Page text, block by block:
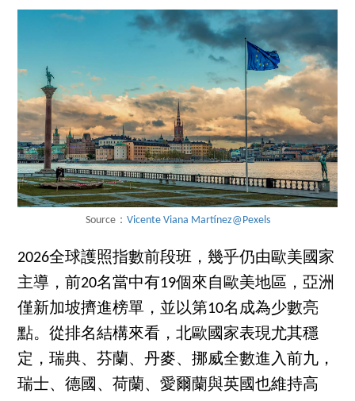
Source： Vicente Viana Martínez@Pexels
2026全球護照指數前段班，幾乎仍由歐美國家
主導，前20名當中有19個來自歐美地區，亞洲
僅新加坡擠進榜單，並以第10名成為少數亮
點。從排名結構來看，北歐國家表現尤其穩
定，瑞典、芬蘭、丹麥、挪威全數進入前九，
瑞士、德國、荷蘭、愛爾蘭與英國也維持高